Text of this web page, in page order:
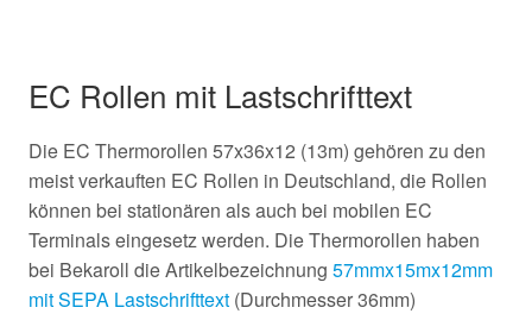
EC Rollen mit Lastschrifttext
Die EC Thermorollen 57x36x12 (13m) gehören zu den
meist verkauften EC Rollen in Deutschland, die Rollen
können bei stationären als auch bei mobilen EC
Terminals eingesetz werden. Die Thermorollen haben
bei Bekaroll die Artikelbezeichnung 57mmx15mx12mm
mit SEPA Lastschrifttext (Durchmesser 36mm)